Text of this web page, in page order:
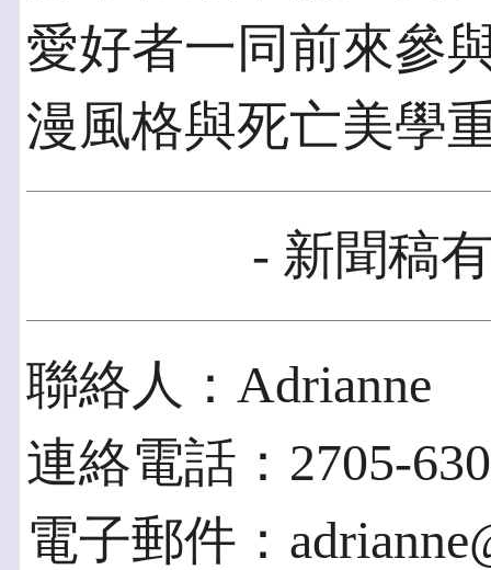
愛好者一同前來參
漫風格與死亡美學
- 新聞稿
聯絡人：Adrianne
連絡電話：2705-
電子郵件：